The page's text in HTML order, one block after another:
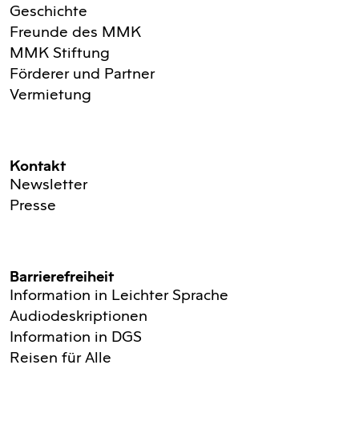
Geschichte
Freunde des MMK
MMK Stiftung
Förderer und Partner
Vermietung
Kontakt
Newsletter
Presse
Barrierefreiheit
Information in Leichter Sprache
Audiodeskriptionen
Information in DGS
Reisen für Alle